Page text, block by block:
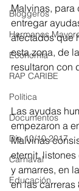
Bloggeros
Hermanos
Economía
RAP CARIBE
Política
Documentos
Día 10/10 2017
Carnaval
Educación
Malvinas, para
entregar
afectados que
esta zona, de
resultaron con
Las ayudas
empezaron a
Malvinas
eternit,
y amarres, en
en las carreras